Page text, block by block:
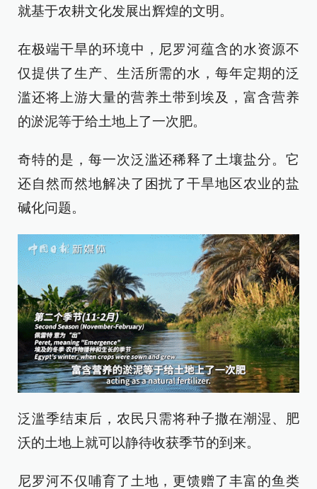
就基于农耕文化发展出辉煌的文明。
在极端干旱的环境中，尼罗河蕴含的水资源不
仅提供了生产、生活所需的水，每年定期的泛
滥还将上游大量的营养土带到埃及，富含营养
的淤泥等于给土地上了一次肥。
奇特的是，每一次泛滥还稀释了土壤盐分。它
还自然而然地解决了困扰了干旱地区农业的盐
碱化问题。
泛滥季结束后，农民只需将种子撒在潮湿、肥
沃的土地上就可以静待收获季节的到来。
尼罗河不仅哺育了土地，更馈赠了丰富的鱼类